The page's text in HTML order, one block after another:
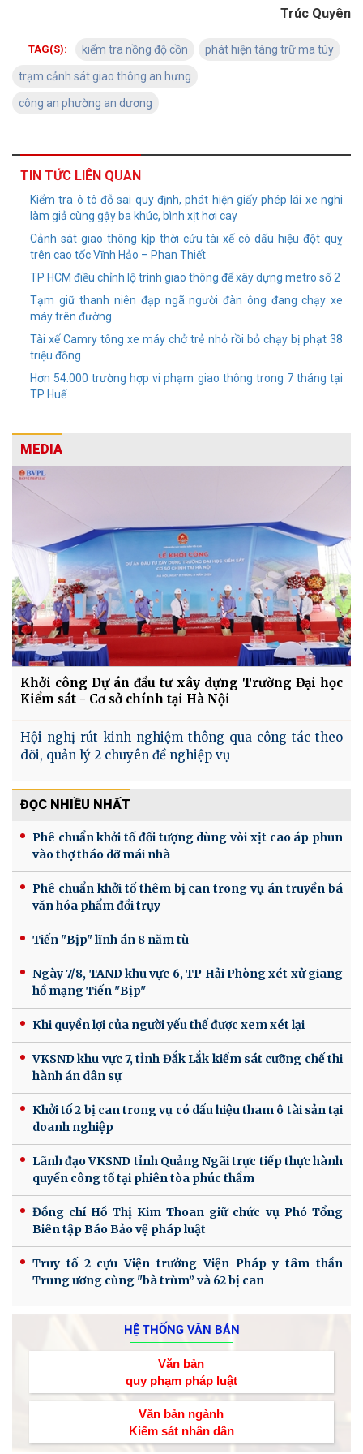
Trúc Quyên
TAG(S): kiểm tra nồng độ cồn phát hiện tàng trữ ma túy
trạm cảnh sát giao thông an hưng
công an phường an dương
TIN TỨC LIÊN QUAN
Kiểm tra ô tô đỗ sai quy định, phát hiện giấy phép lái xe nghi
làm giả cùng gậy ba khúc, bình xịt hơi cay
Cảnh sát giao thông kịp thời cứu tài xế có dấu hiệu đột quỵ
trên cao tốc Vĩnh Hảo – Phan Thiết
TP HCM điều chỉnh lộ trình giao thông để xây dựng metro số 2
Tạm giữ thanh niên đạp ngã người đàn ông đang chạy xe
máy trên đường
Tài xế Camry tông xe máy chở trẻ nhỏ rồi bỏ chạy bị phạt 38
triệu đồng
Hơn 54.000 trường hợp vi phạm giao thông trong 7 tháng tại
TP Huế
MEDIA
Khởi công Dự án đầu tư xây dựng Trường Đại học
Kiểm sát - Cơ sở chính tại Hà Nội
Hội nghị rút kinh nghiệm thông qua công tác theo
dõi, quản lý 2 chuyên đề nghiệp vụ
ĐỌC NHIỀU NHẤT
Phê chuẩn khởi tố đối tượng dùng vòi xịt cao áp phun
vào thợ tháo dỡ mái nhà
Phê chuẩn khởi tố thêm bị can trong vụ án truyền bá
văn hóa phẩm đồi trụy
Tiến "Bịp" lĩnh án 8 năm tù
Ngày 7/8, TAND khu vực 6, TP Hải Phòng xét xử giang
hồ mạng Tiến "Bịp"
Khi quyền lợi của người yếu thế được xem xét lại
VKSND khu vực 7, tỉnh Đắk Lắk kiểm sát cưỡng chế thi
hành án dân sự
Khởi tố 2 bị can trong vụ có dấu hiệu tham ô tài sản tại
doanh nghiệp
Lãnh đạo VKSND tỉnh Quảng Ngãi trực tiếp thực hành
quyền công tố tại phiên tòa phúc thẩm
Đồng chí Hồ Thị Kim Thoan giữ chức vụ Phó Tổng
Biên tập Báo Bảo vệ pháp luật
Truy tố 2 cựu Viện trưởng Viện Pháp y tâm thần
Trung ương cùng "bà trùm” và 62 bị can
HỆ THỐNG VĂN BẢN
Văn bản
quy phạm pháp luật
Văn bản ngành
Kiểm sát nhân dân